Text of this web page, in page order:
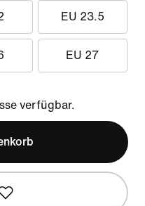
EU 23.5
EU 27
verfügbar.